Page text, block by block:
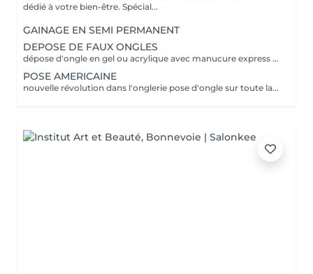
dédié à votre bien-être. Spécial...
GAINAGE EN SEMI PERMANENT
DEPOSE DE FAUX ONGLES
dépose d'ongle en gel ou acrylique avec manucure express application d'un fortifiant pour l'ongle
POSE AMERICAINE
nouvelle révolution dans l'onglerie pose d'ongle sur toute la surface de l'ongle sans abimer les vôtres